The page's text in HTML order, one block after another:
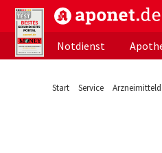
aponet.de - Das
Notdienst
Start Service